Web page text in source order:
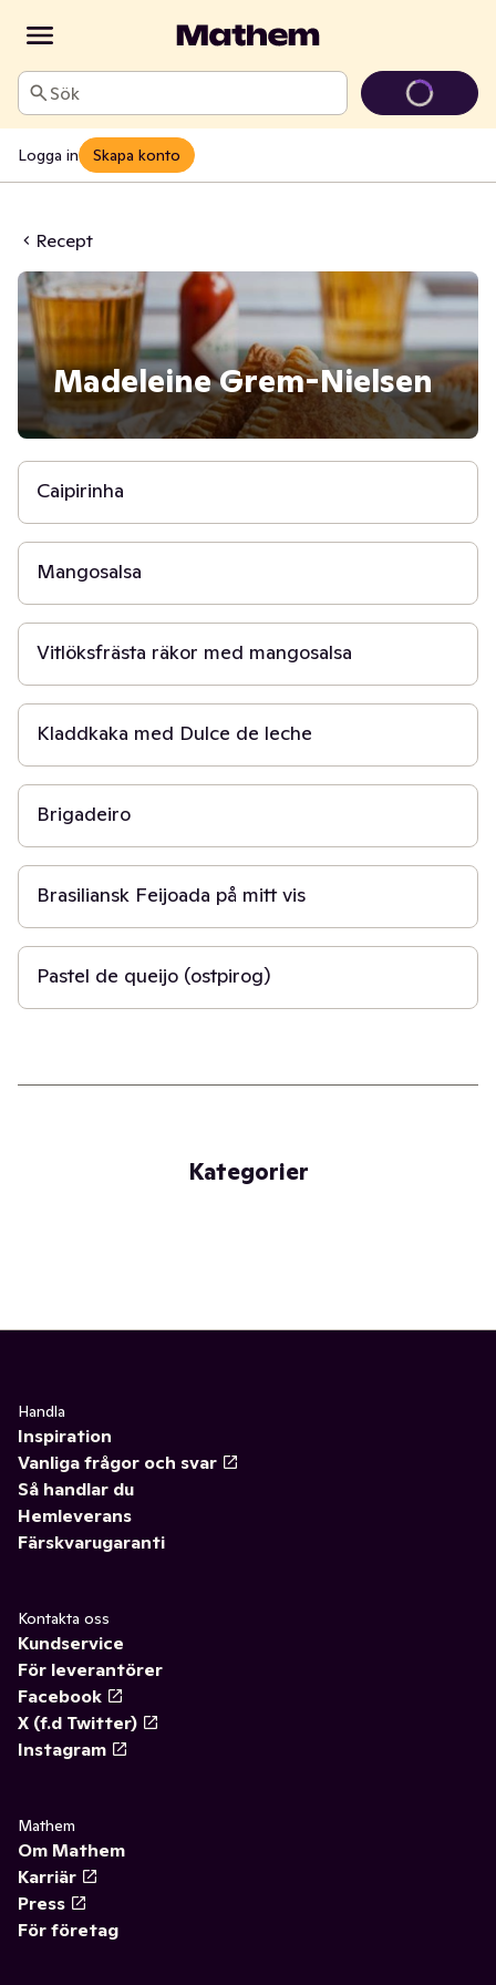
Sök
Logga in Skapa konto
Recept
Madeleine Grem-Nielsen
5 min
Caipirinha
5 min
Mangosalsa
5 min
Vitlöksfrästa räkor med mangosalsa
45 min
Kladdkaka med Dulce de leche
40 min
Brigadeiro
1 t 30 min
Brasiliansk Feijoada på mitt vis
45 min
Pastel de queijo (ostpirog)
Kategorier
Handla
Inspiration
Vanliga frågor och svar
Så handlar du
Hemleverans
Färskvarugaranti
Kontakta oss
Kundservice
För leverantörer
Facebook
X (f.d Twitter)
Instagram
Mathem
Om Mathem
Karriär
Press
För företag